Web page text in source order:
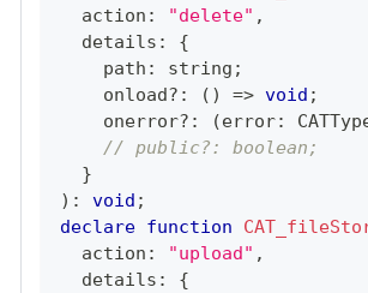
  action
: "delete" ,
  details
:
{
    path
: string ;
    onload
? : ( ) => void ;
    onerror
? : (error:
// public?: boolean;
}
) : void ;
declare function
  action
: "upload" ,
  details
:
{